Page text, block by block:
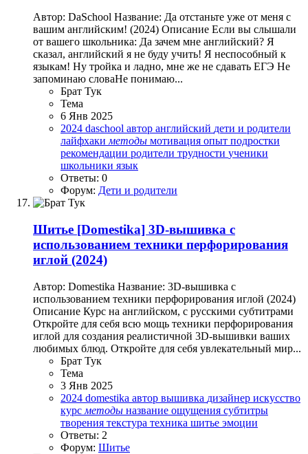
Автор: DaSchool Название: Да отстаньте уже от меня с
вашим английским! (2024) Описание Если вы слышали
от вашего школьника: Да зачем мне английский? Я
сказал, английский я не буду учить! Я неспособный к
языкам! Ну тройка и ладно, мне же не сдавать ЕГЭ Не
запоминаю словаНе понимаю...
Брат Тук
Тема
6 Янв 2025
2024 daschool автор английский дети и родители
лайфхаки методы мотивация опыт подростки
рекомендации родители трудности ученики
школьники язык
Ответы: 0
Форум: Дети и родители
Шитье [Domestika] 3D-вышивка с
использованием техники перфорирования
иглой (2024)
Автор: Domestika Название: 3D-вышивка с
использованием техники перфорирования иглой (2024)
Описание Курс на английском, с русскими субтитрами
Откройте для себя всю мощь техники перфорирования
иглой для создания реалистичной 3D-вышивки ваших
любимых блюд. Откройте для себя увлекательный мир...
Брат Тук
Тема
3 Янв 2025
2024 domestika автор вышивка дизайнер искусство
курс методы название ощущения субтитры
творения текстура техника шитье эмоции
Ответы: 2
Форум: Шитье